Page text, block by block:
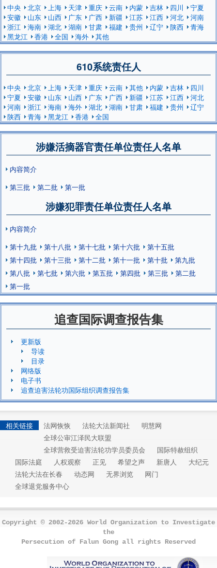
中央 北京 上海 天津 重庆 云南 内蒙 吉林 四川
宁夏
安徽
山东 山西 广东 广西 新疆 江苏 江西 河北
河南
浙江
海南 湖北 湖南 甘肃 福建 贵州 辽宁 陕西
青海
黑龙江
香港 全国 海外 其他
610系统责任人
中央 北京 上海 天津 重庆 云南 其他 内蒙 吉林
四川
宁夏
安徽 山东 山西 广东 广西 新疆 江苏 江西
河北
河南
浙江 海南 海外 湖北 湖南 甘肃 福建 贵州
辽宁
陕西
青海 黑龙江 香港 全国
涉嫌活摘器官责任单位责任人名单
内容简介
第三批
第二批 第一批
涉嫌犯罪责任单位责任人名单
内容简介
第十九批
第十八批 第十七批 第十六批
第十五批
第十四批
第十三批 第十二批 第十一批 第十批
第九批
第八批
第七批 第六批 第五批 第四批 第三批
第二批
第一批
追查国际调查报告集
更新版
导读
目录
网络版
电子书
追查迫害法轮功国际组织调查报告集
相关链接 法网恢恢 法轮大法新闻社
明慧网
全球公审江泽民大联盟
全球营救受迫害法轮功学员委员会
国际特赦组织
国际法庭
人权观察 正见 希望之声 新唐人
大纪元
法轮大法在长春
动态网 无界浏览
网门
全球退党服务中心
Copyright © 2002-2026 World Organization to Investigate
the
Persecution of Falun Gong all rights Reserved